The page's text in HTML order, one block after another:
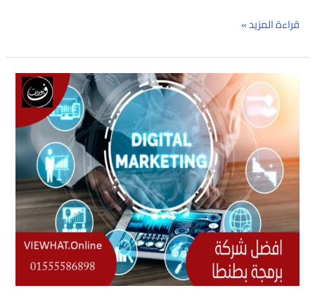
قراءة المزيد »
أفضل
شركة
برمجة
بطنطا